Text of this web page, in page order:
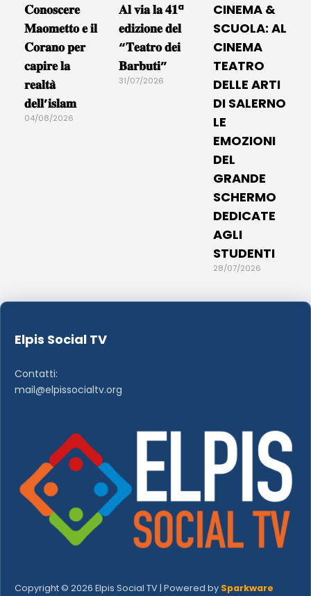
𝐂𝐨𝐧𝐨𝐬𝐜𝐞𝐫𝐞
𝐌𝐚𝐨𝐦𝐞𝐭𝐭𝐨 𝐞 𝐢𝐥
𝐂𝐨𝐫𝐚𝐧𝐨 𝐩𝐞𝐫
𝐜𝐚𝐩𝐢𝐫𝐞 𝐥𝐚
𝐫𝐞𝐚𝐥𝐭𝐚̀
𝐝𝐞𝐥𝐥’𝐢𝐬𝐥𝐚𝐦
04/08/2026
𝐀𝐥 𝐯𝐢𝐚 𝐥𝐚 𝟒𝟏ª
𝐞𝐝𝐢𝐳𝐢𝐨𝐧𝐞 𝐝𝐞𝐥
“𝐓𝐞𝐚𝐭𝐫𝐨 𝐝𝐞𝐢
𝐁𝐚𝐫𝐛𝐮𝐭𝐢”
31/07/2026
CINEMA &
SCUOLA: AL
CINEMA
TEATRO
DELLE ARTI
DI SALERNO
LE
EMOZIONI
DEL
GRANDE
SCHERMO
DEDICATE
AGLI
STUDENTI
28/07/2026
Elpis Social TV
Contatti:
mail@elpissocialtv.org
Copyright © 2026 Elpis Social TV | Powered by Sparkware